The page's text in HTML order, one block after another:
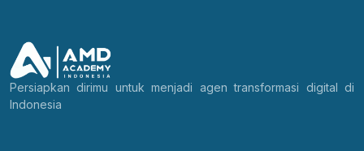
Persiapkan dirimu untuk menjadi agen transformasi digital di
Indonesia